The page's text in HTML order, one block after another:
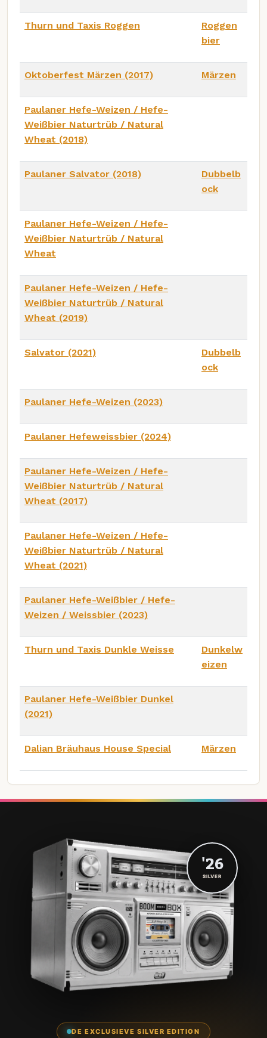
Thurn und Taxis Roggen
Roggen
bier
Oktoberfest Märzen (2017) Märzen
Paulaner Hefe-Weizen / Hefe-
Weißbier Naturtrüb / Natural
Wheat (2018)
Paulaner Salvator (2018)
Dubbelb
ock
Paulaner Hefe-Weizen / Hefe-
Weißbier Naturtrüb / Natural
Wheat
Paulaner Hefe-Weizen / Hefe-
Weißbier Naturtrüb / Natural
Wheat (2019)
Salvator (2021)
Dubbelb
ock
Paulaner Hefe-Weizen (2023)
Paulaner Hefeweissbier (2024)
Paulaner Hefe-Weizen / Hefe-
Weißbier Naturtrüb / Natural
Wheat (2017)
Paulaner Hefe-Weizen / Hefe-
Weißbier Naturtrüb / Natural
Wheat (2021)
Paulaner Hefe-Weißbier / Hefe-
Weizen / Weissbier (2023)
Thurn und Taxis Dunkle Weisse
Dunkelw
eizen
Paulaner Hefe-Weißbier Dunkel
(2021)
Dalian Bräuhaus House Special Märzen
DE EXCLUSIEVE SILVER EDITION
'26
SILVER